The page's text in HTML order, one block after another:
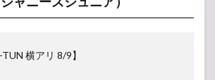
TUN 横アリ 8/9】